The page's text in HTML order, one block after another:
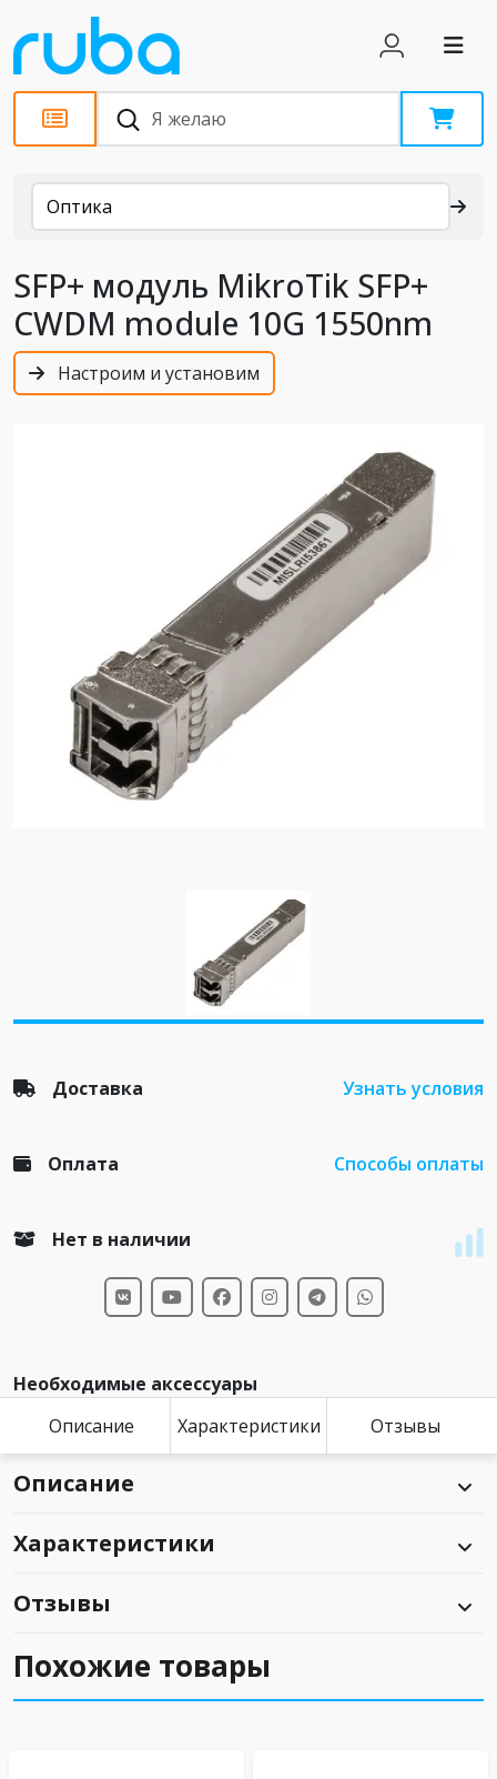
Каталог
Оптика
SFP+ модуль MikroTik SFP+
CWDM module 10G 1550nm
Настроим и установим
Доставка Узнать условия
Оплата Способы оплаты
Нет в наличии
Необходимые аксессуары
Описание
Характеристики Отзывы
Описание
Характеристики
Отзывы
Похожие товары